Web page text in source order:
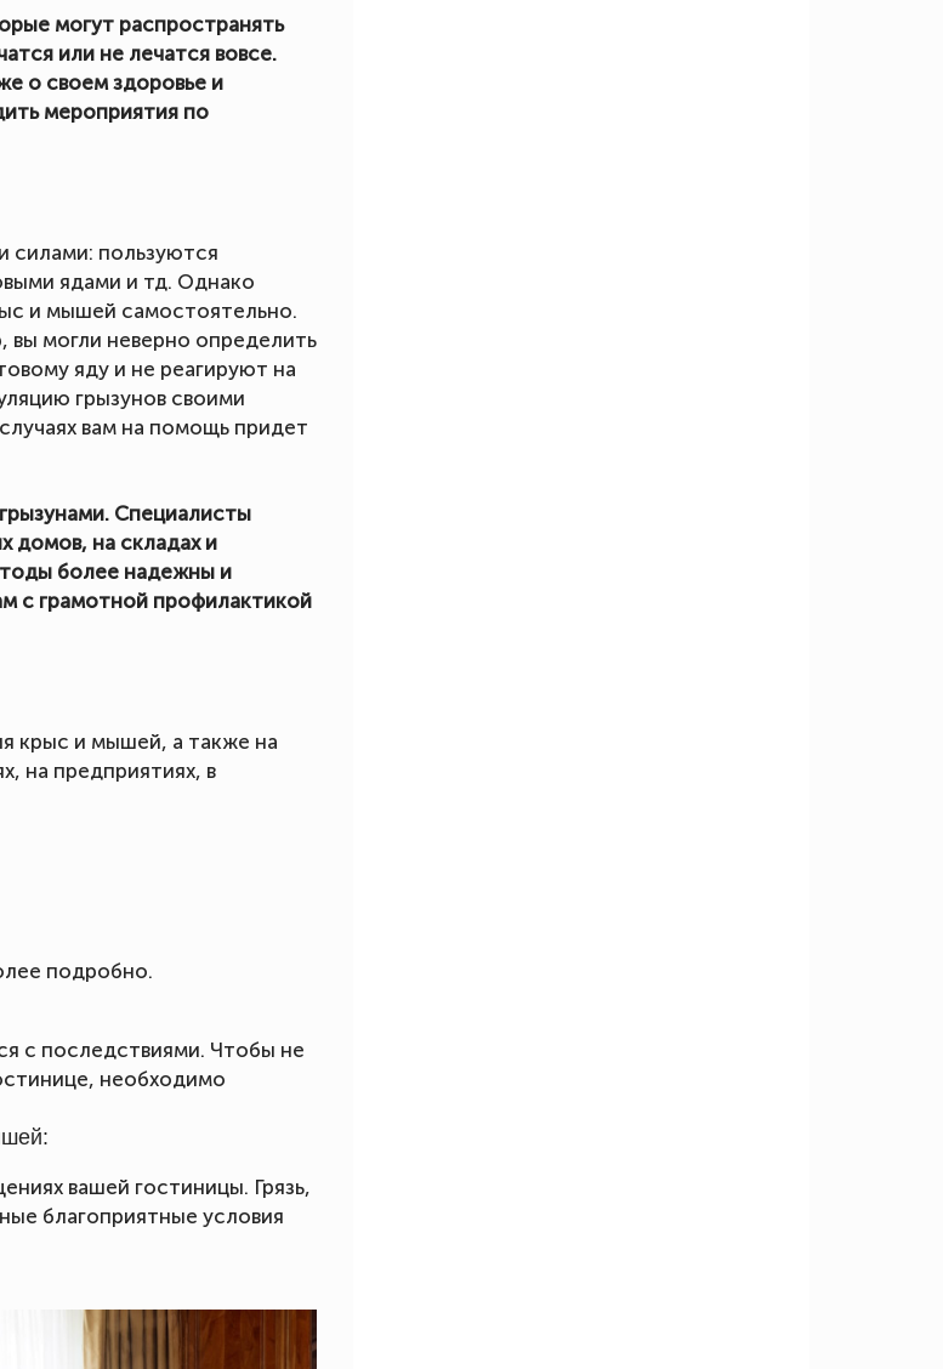
могут распространять
или не лечатся вовсе.
о своем здоровье и
мероприятия по
силами: пользуются
ядами и тд. Однако
и мышей самостоятельно.
вы могли неверно определить
яду и не реагируют на
грызунов своими
вам на помощь придет
Специалисты
домов, на складах и
более надежны и
с грамотной профилактикой
крыс и мышей, а также на
на предприятиях, в
подробно.
с последствиями. Чтобы не
необходимо
вашей гостиницы. Грязь,
благоприятные условия